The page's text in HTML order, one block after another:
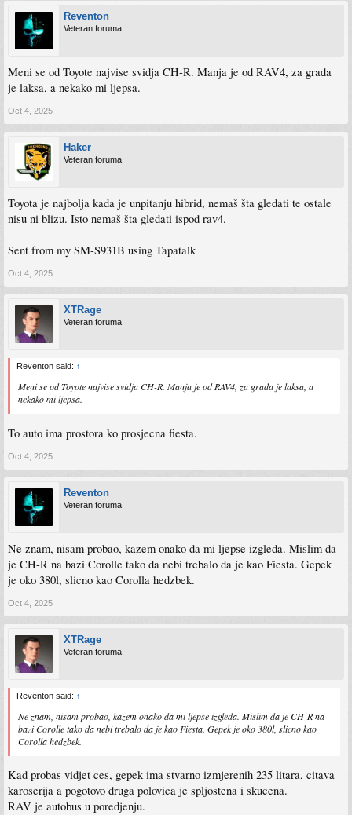
Reventon
Veteran foruma
Meni se od Toyote najvise svidja CH-R. Manja je od RAV4, za grada
je laksa, a nekako mi ljepsa.
Oct 4, 2025
Haker
Veteran foruma
Toyota je najbolja kada je unpitanju hibrid, nemaš šta gledati te ostale
nisu ni blizu. Isto nemaš šta gledati ispod rav4.
Sent from my SM-S931B using Tapatalk
Oct 4, 2025
XTRage
Veteran foruma
Reventon said: ↑
Meni se od Toyote najvise svidja CH-R. Manja je od RAV4, za grada je laksa, a
nekako mi ljepsa.
To auto ima prostora ko prosjecna fiesta.
Oct 4, 2025
Reventon
Veteran foruma
Ne znam, nisam probao, kazem onako da mi ljepse izgleda. Mislim da
je CH-R na bazi Corolle tako da nebi trebalo da je kao Fiesta. Gepek
je oko 380l, slicno kao Corolla hedzbek.
Oct 4, 2025
XTRage
Veteran foruma
Reventon said: ↑
Ne znam, nisam probao, kazem onako da mi ljepse izgleda. Mislim da je CH-R na
bazi Corolle tako da nebi trebalo da je kao Fiesta. Gepek je oko 380l, slicno kao
Corolla hedzbek.
Kad probas vidjet ces, gepek ima stvarno izmjerenih 235 litara, citava
karoserija a pogotovo druga polovica je spljostena i skucena.
RAV je autobus u poredjenju.